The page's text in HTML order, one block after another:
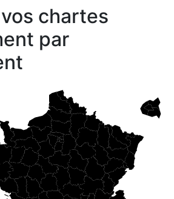
chartes
par